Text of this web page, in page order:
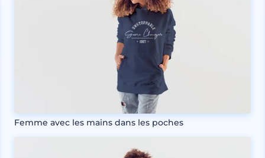
Femme avec les mains dans les poches